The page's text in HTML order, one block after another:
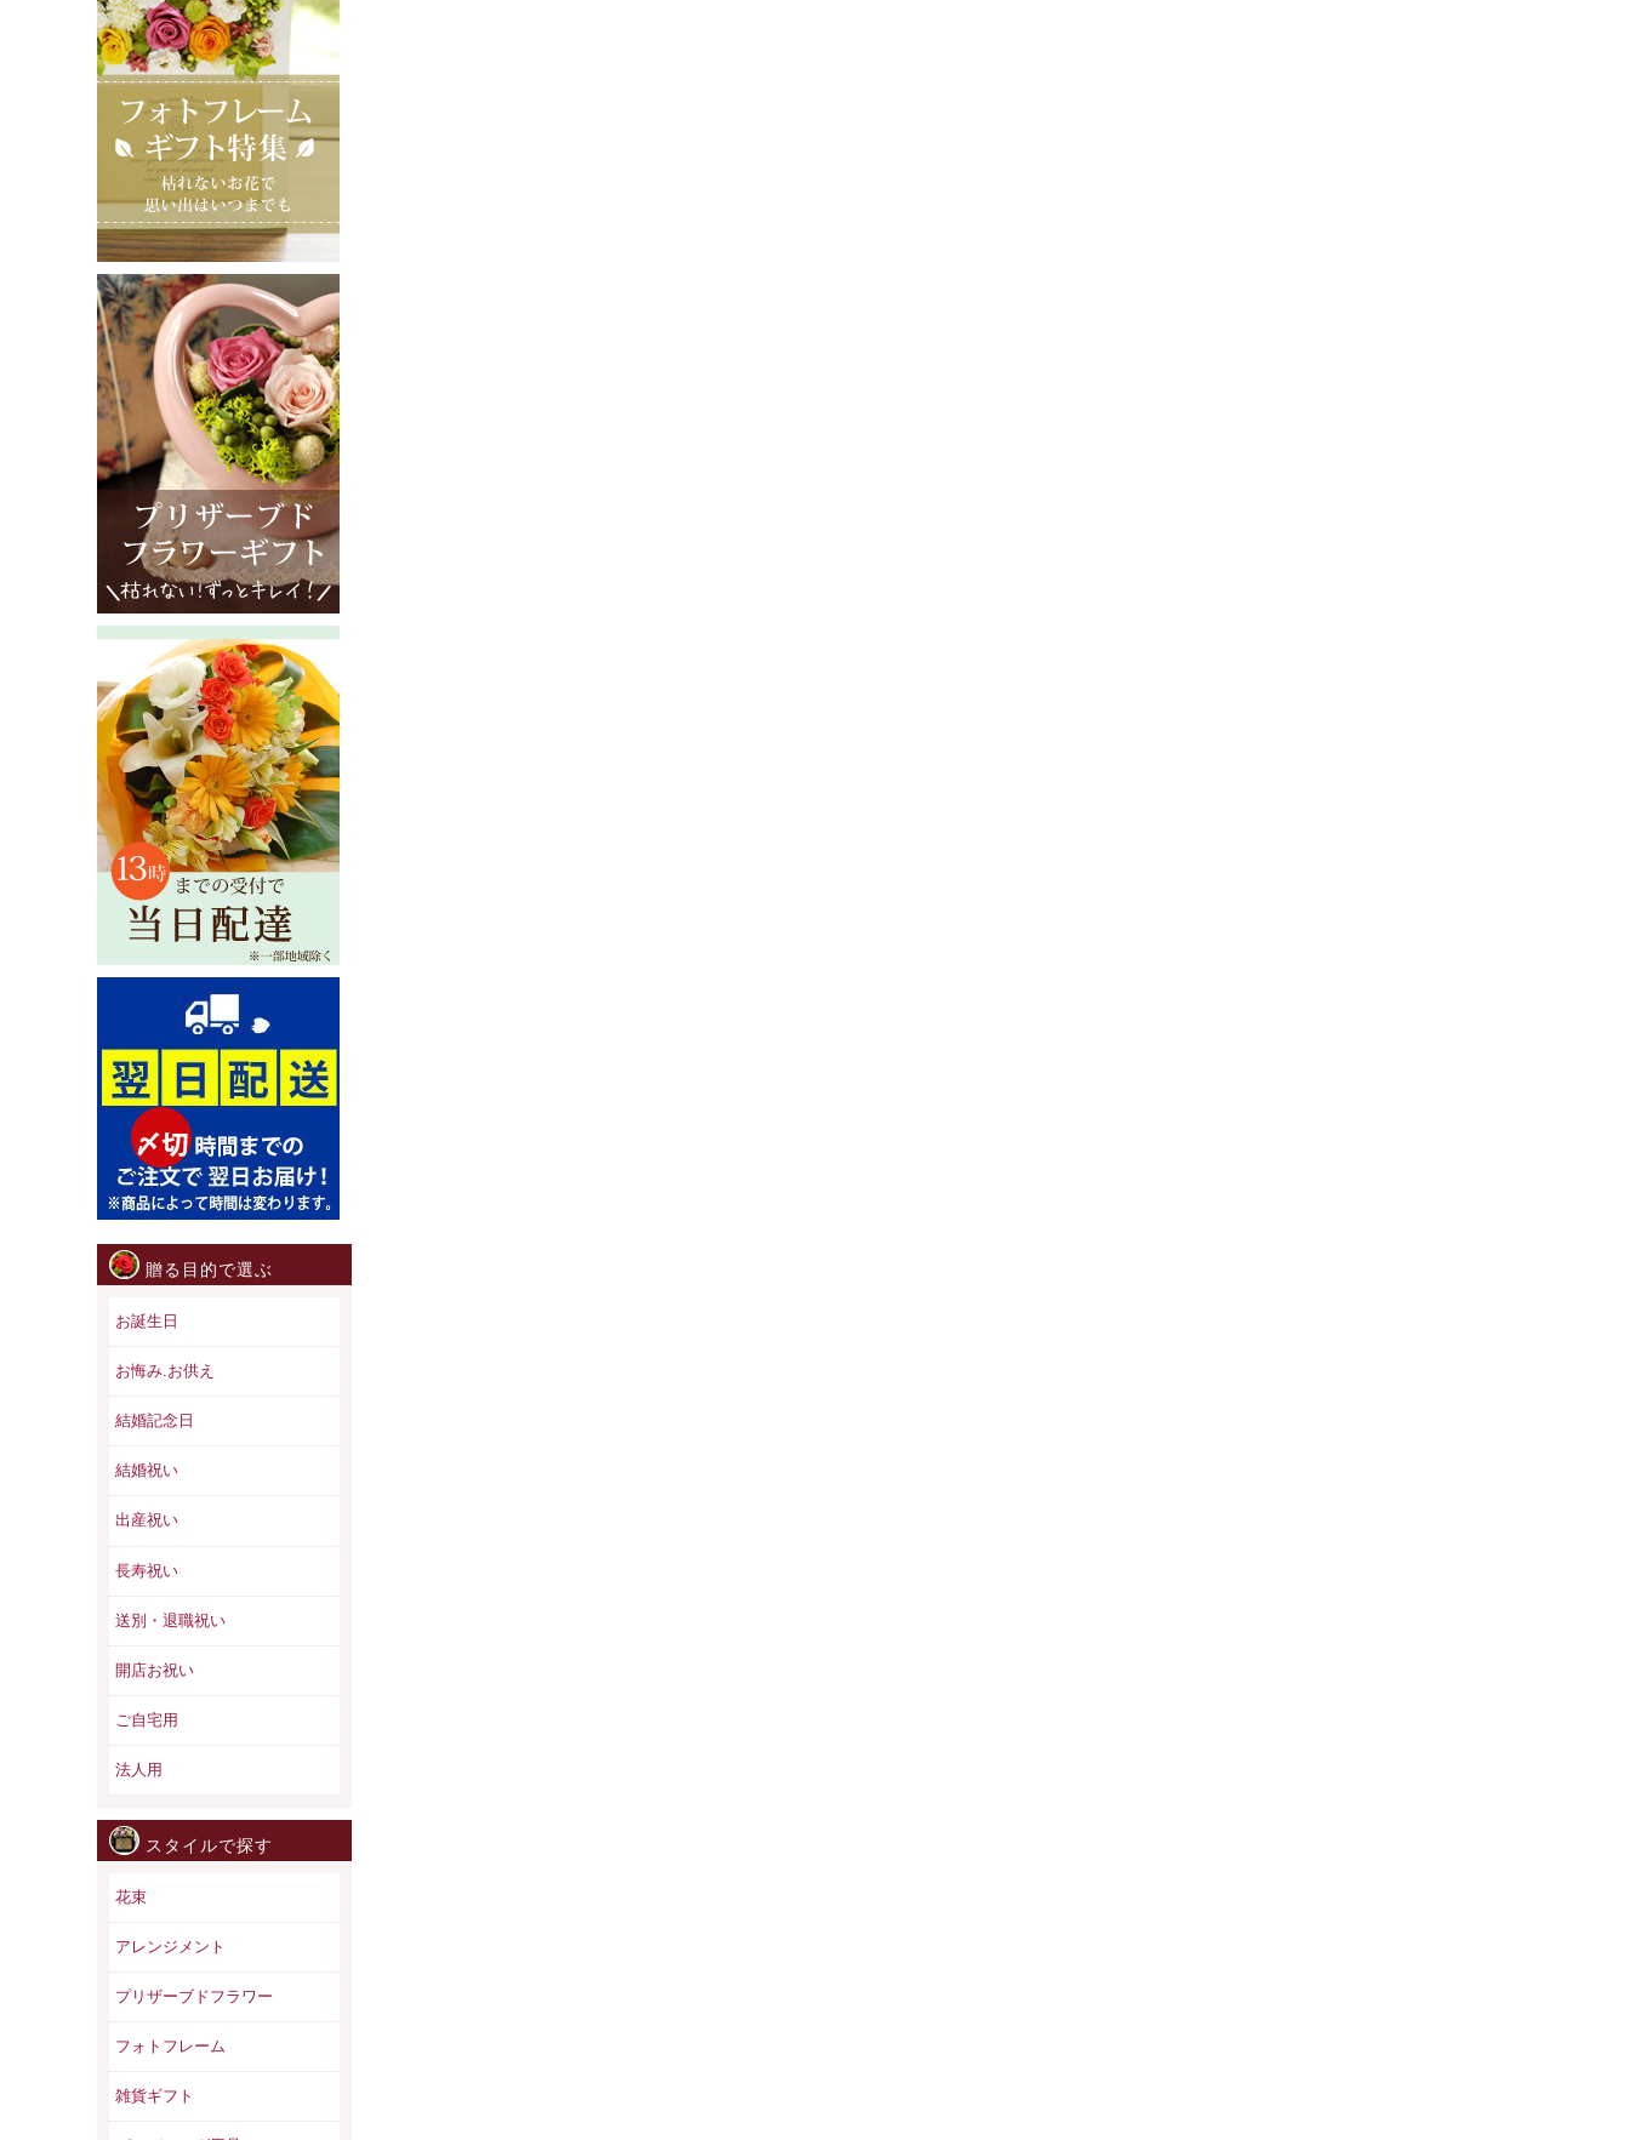
贈る目的で選ぶ
お誕生日
お悔み.お供え
結婚記念日
結婚祝い
出産祝い
長寿祝い
送別・退職祝い
開店お祝い
ご自宅用
法人用
スタイルで探す
花束
アレンジメント
プリザーブドフラワー
フォトフレーム
雑貨ギフト